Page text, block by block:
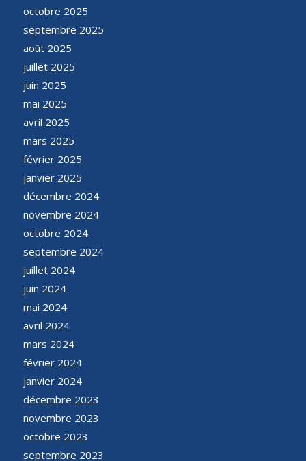
octobre 2025
septembre 2025
août 2025
juillet 2025
juin 2025
mai 2025
avril 2025
mars 2025
février 2025
janvier 2025
décembre 2024
novembre 2024
octobre 2024
septembre 2024
juillet 2024
juin 2024
mai 2024
avril 2024
mars 2024
février 2024
janvier 2024
décembre 2023
novembre 2023
octobre 2023
septembre 2023